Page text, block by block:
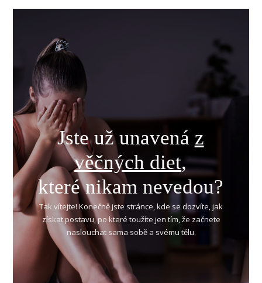
Jste už unavená z
věčných diet,
které nikam nevedou?
Tak vítejte! Konečně jste stránce, kde se dozvíte, jak
získat postavu, po které toužíte jen tím, že začnete
naslouchat sama sobě a svému tělu.